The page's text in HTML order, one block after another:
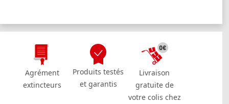
Agrément
extincteurs
Produits testés
et garantis
Livraison
gratuite de
votre colis chez